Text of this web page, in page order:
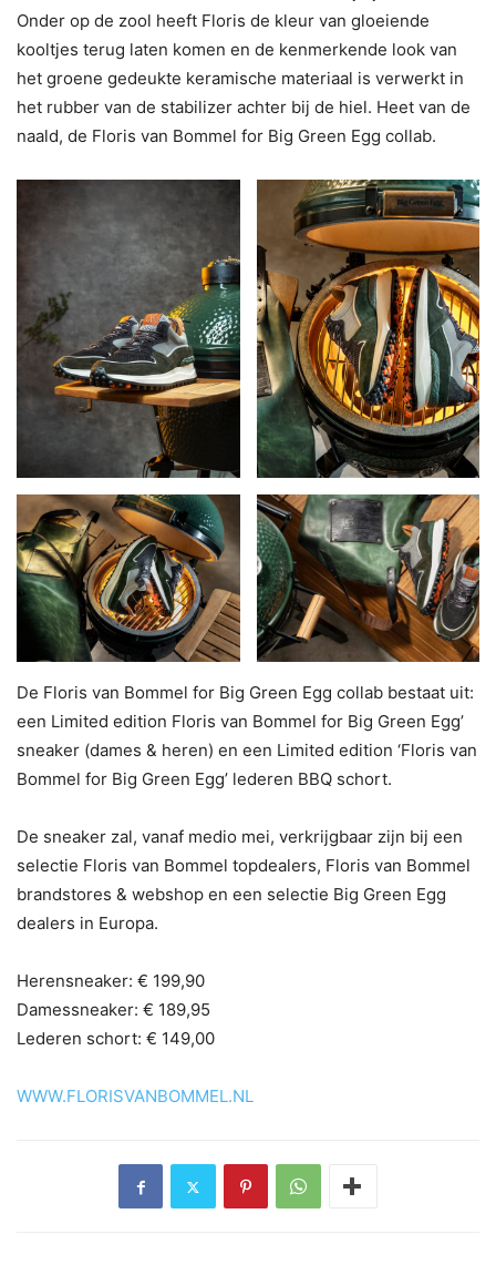
Onder op de zool heeft Floris de kleur van gloeiende
kooltjes terug laten komen en de kenmerkende look van
het groene gedeukte keramische materiaal is verwerkt in
het rubber van de stabilizer achter bij de hiel. Heet van de
naald, de Floris van Bommel for Big Green Egg collab.
De Floris van Bommel for Big Green Egg collab bestaat uit:
een Limited edition Floris van Bommel for Big Green Egg’
sneaker (dames & heren) en een Limited edition ‘Floris van
Bommel for Big Green Egg’ lederen BBQ schort.
De sneaker zal, vanaf medio mei, verkrijgbaar zijn bij een
selectie Floris van Bommel topdealers, Floris van Bommel
brandstores & webshop en een selectie Big Green Egg
dealers in Europa.
Herensneaker: € 199,90
Damessneaker: € 189,95
Lederen schort: € 149,00
WWW.FLORISVANBOMMEL.NL